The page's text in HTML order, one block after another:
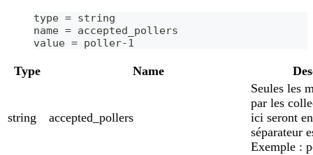
type = string
name = accepted_pollers
value = poller-1
Type Name
string accepted_pollers
Seules les
par les
ici seront
séparateur
Exemple :